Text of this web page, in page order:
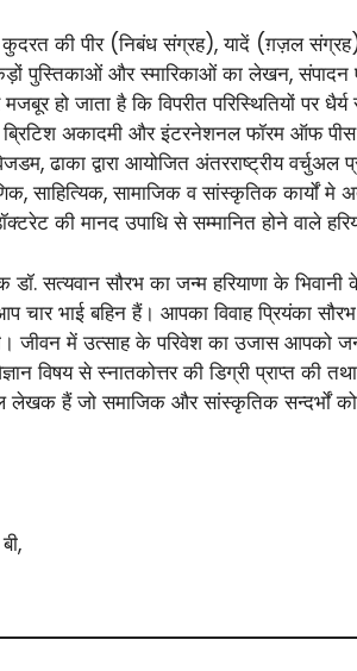
कुदरत की पीर (निबंध संग्रह), यादें (ग़ज़ल
और स्मारिकाओं का लेखन, संपादन
हो जाता है कि विपरीत परिस्थितियों पर
अकादमी और इंटरनेशनल फॉरम ऑफ पीस
ढाका द्वारा आयोजित अंतरराष्ट्रीय वर्चुअल
साहित्यिक, सामाजिक व सांस्कृतिक कार्यों
की मानद उपाधि से सम्मानित होने वाले
सत्यवान सौरभ का जन्म हरियाणा के भिवानी
भाई बहिन हैं। आपका विवाह प्रियंका
जीवन में उत्साह के परिवेश का उजास
विषय से स्नातकोत्तर की डिग्री प्राप्त
लेखक हैं जो समाजिक और सांस्कृतिक सन्दर्भों